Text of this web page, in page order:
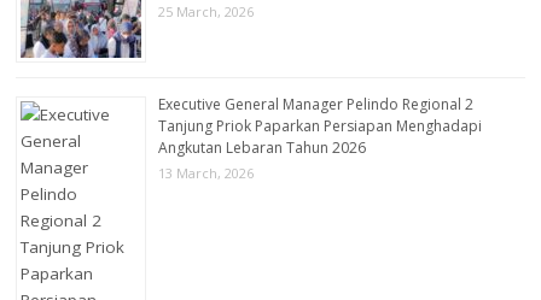
25 March, 2026
Executive General Manager Pelindo Regional 2
Tanjung Priok Paparkan Persiapan Menghadapi
Angkutan Lebaran Tahun 2026
13 March, 2026